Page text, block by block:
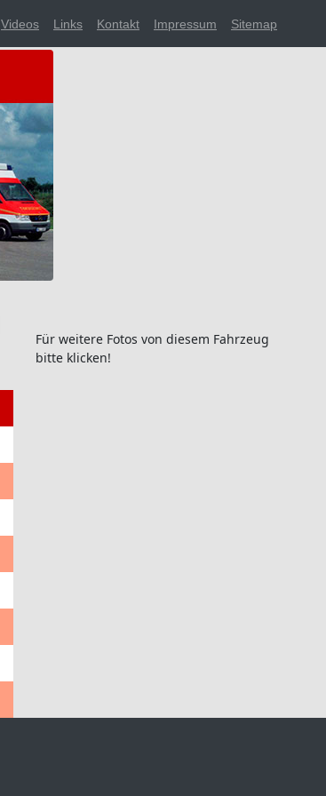
Videos Links Kontakt Impressum Sitemap
Für weitere Fotos von diesem Fahrzeug
bitte klicken!